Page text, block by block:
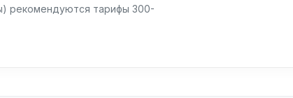
рекомендуются тарифы 300-